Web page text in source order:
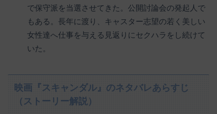
で保守派を当選させてきた。公開討論会の発起人で
もある。長年に渡り、キャスター志望の若く美しい
女性達へ仕事を与える見返りにセクハラをし続けて
いた。
映画『スキャンダル』のネタバレあらすじ
（ストーリー解説）